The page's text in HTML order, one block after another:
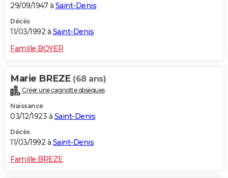
29/09/1947 à Saint-Denis
Décès
11/03/1992 à Saint-Denis
Famille BOYER
Marie BREZE (68 ans)
Créer une cagnotte obsèques
Naissance
03/12/1923 à Saint-Denis
Décès
11/03/1992 à Saint-Denis
Famille BREZE